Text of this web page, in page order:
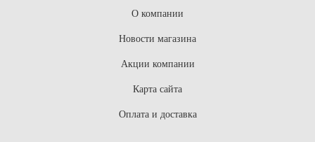
О компании
Новости магазина
Акции компании
Карта сайта
Оплата и доставка